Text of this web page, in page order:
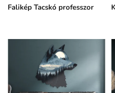
Falikép Tacskó professzor